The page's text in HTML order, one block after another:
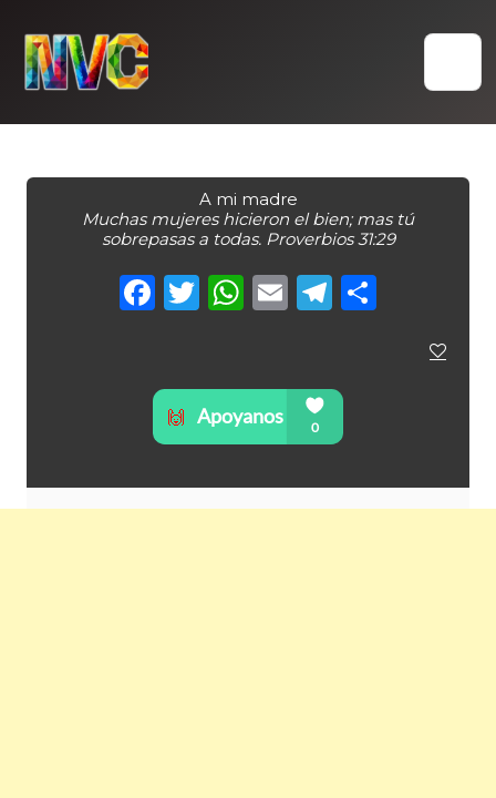
content
A mi madre
Muchas mujeres hicieron el bien; mas tú
sobrepasas a todas. Proverbios 31:29
Facebook
Twitter
WhatsApp
Email